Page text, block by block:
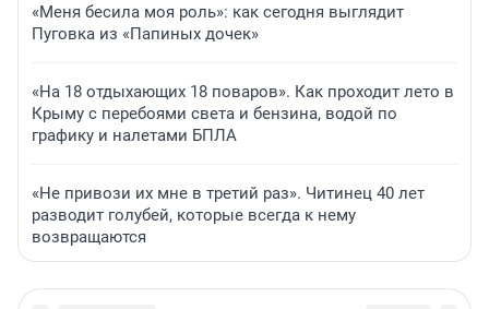
«Меня бесила моя роль»: как сегодня выглядит
Пуговка из «Папиных дочек»
«На 18 отдыхающих 18 поваров». Как проходит лето в
Крыму с перебоями света и бензина, водой по
графику и налетами БПЛА
«Не привози их мне в третий раз». Читинец 40 лет
разводит голубей, которые всегда к нему
возвращаются